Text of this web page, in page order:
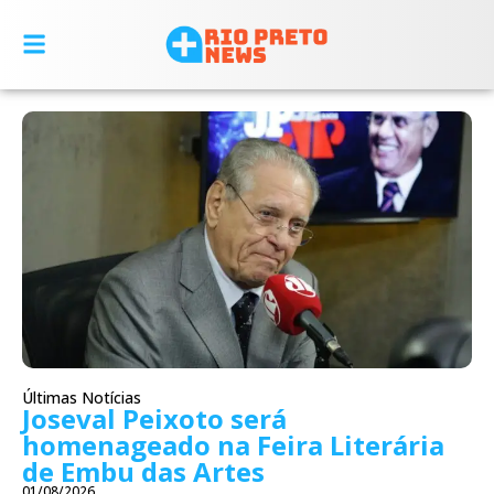
Últimas Notícias
Joseval Peixoto será
homenageado na Feira Literária
de Embu das Artes